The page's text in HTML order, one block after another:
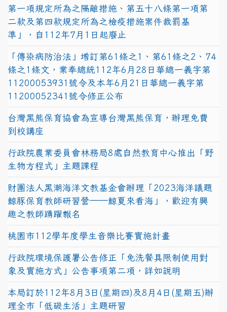
第一項規定所為之隔離措施、第五十八條第一項第
二款及第四款規定所為之檢疫措施案件裁罰基
準」，自112年7月1日起廢止
「傳染病防治法」增訂第61條之1、第61條之2、74
條之1條文，業奉總統112年6月28日華總一義字第
11200053931號令及本年6月21日華總一義字第
11200052341號令修正公布
台灣黑熊保育協會為宣導台灣黑熊保育，辦理免費
到校講座
行政院農業委員會林務局8處自然教育中心推出「野
生物方程式」主題課程
財團法人黑潮海洋文教基金會辦理「2023海洋議題
鯨豚保育教師研習營──鯨夏來看海」，歡迎有興
趣之教師踴躍報名
桃園市112學年度學生音樂比賽實施計畫
行政院環境保護署公告修正「免洗餐具限制使用對
象及實施方式」公告事項第二項，詳如說明
本局訂於112年8月3日(星期四)及8月4日(星期五)辦
理全市「低碳生活」主題研習